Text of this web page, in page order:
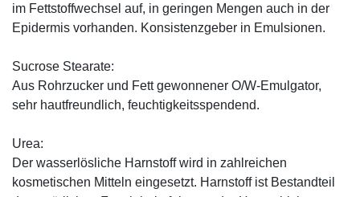
im Fettstoffwechsel auf, in geringen Mengen auch in der
Epidermis vorhanden. Konsistenzgeber in Emulsionen.
Sucrose Stearate:
Aus Rohrzucker und Fett gewonnener O/W-Emulgator,
sehr hautfreundlich, feuchtigkeitsspendend.
Urea:
Der wasserlösliche Harnstoff wird in zahlreichen
kosmetischen Mitteln eingesetzt. Harnstoff ist Bestandteil